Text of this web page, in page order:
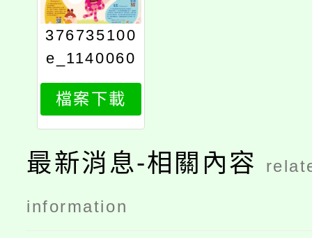
376735100
e_1140060
626_attach
1
檔案下載
最新消息-相關內容
information